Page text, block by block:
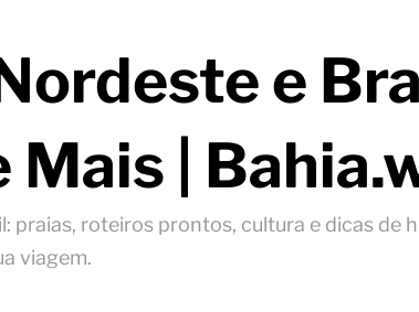
e
Mais |
praias, roteiros prontos, cultura e dicas de
viagem.